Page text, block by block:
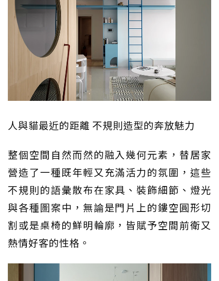
人與貓最近的距離 不規則造型的奔放魅力
整個空間自然而然的融入幾何元素，替居家
營造了一種既年輕又充滿活力的氛圍，這些
不規則的語彙散布在家具、裝飾細節、燈光
與各種圖案中，無論是門片上的鏤空圓形切
割或是桌椅的鮮明輪廓，皆賦予空間前衛又
熱情好客的性格。